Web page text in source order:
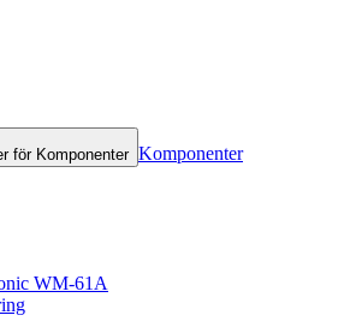
för Komponenter Komponenter
WM-61A